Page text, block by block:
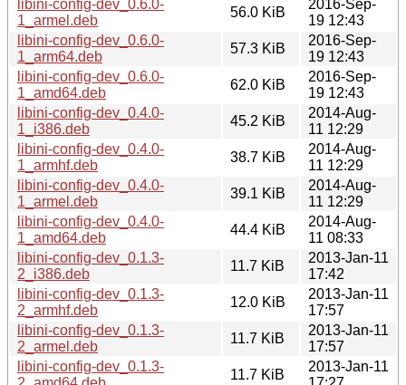
libini-config-dev_0.6.0-
1_armel.deb
56.0 KiB
2016-Sep-
19 12:43
libini-config-dev_0.6.0-
1_arm64.deb
57.3 KiB
2016-Sep-
19 12:43
libini-config-dev_0.6.0-
1_amd64.deb
62.0 KiB
2016-Sep-
19 12:43
libini-config-dev_0.4.0-
1_i386.deb
45.2 KiB
2014-Aug-
11 12:29
libini-config-dev_0.4.0-
1_armhf.deb
38.7 KiB
2014-Aug-
11 12:29
libini-config-dev_0.4.0-
1_armel.deb
39.1 KiB
2014-Aug-
11 12:29
libini-config-dev_0.4.0-
1_amd64.deb
44.4 KiB
2014-Aug-
11 08:33
libini-config-dev_0.1.3-
2_i386.deb
11.7 KiB
2013-Jan-11
17:42
libini-config-dev_0.1.3-
2_armhf.deb
12.0 KiB
2013-Jan-11
17:57
libini-config-dev_0.1.3-
2_armel.deb
11.7 KiB
2013-Jan-11
17:57
libini-config-dev_0.1.3-
11.7 KiB
2013-Jan-11